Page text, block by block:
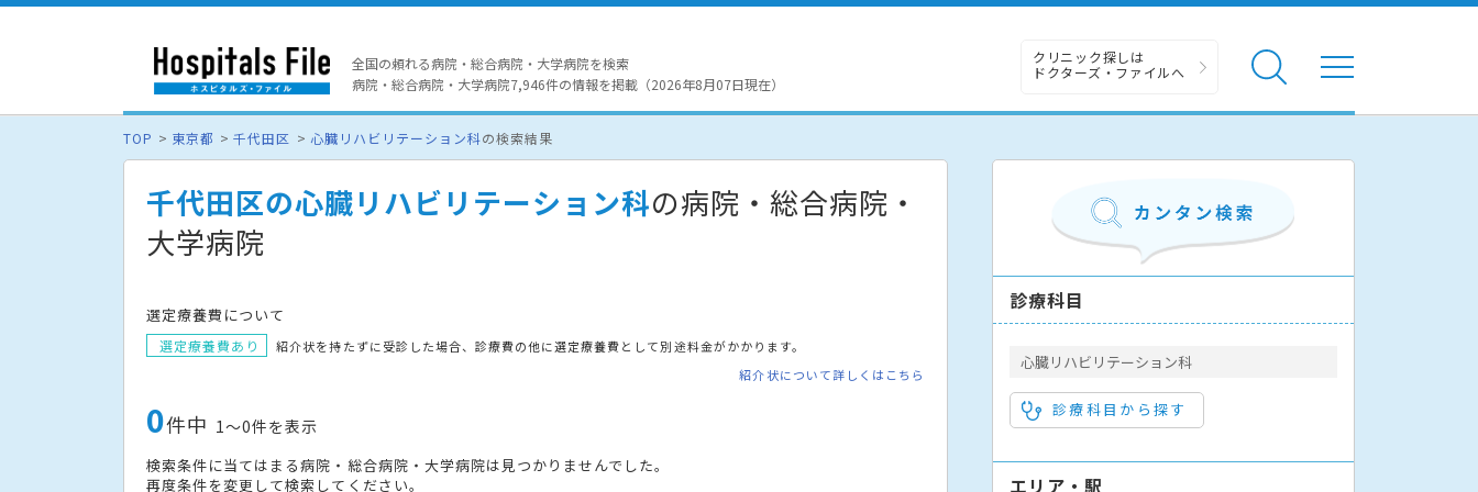
全国の頼れる病院・総合病院・大学病院を検索
病院・総合病院・大学病院7,946件の情報を掲載（2026年8月07日現在）
クリニック探しは
ドクターズ・ファイルへ
TOP 東京都 千代田区 心臓リハビリテーション科の検索結果
千代田区の心臓リハビリテーション科の病院・総合病院・
大学病院
選定療養費について
選定療養費あり
紹介状を持たずに受診した場合、診療費の他に選定療養費として別途料金がかかります。
紹介状について詳しくはこちら
0件中 1〜0件を表示
検索条件に当てはまる病院・総合病院・大学病院は見つかりませんでした。
再度条件を変更して検索してください。
診療科目
心臓リハビリテーション科
診療科目から探す
エリア・駅